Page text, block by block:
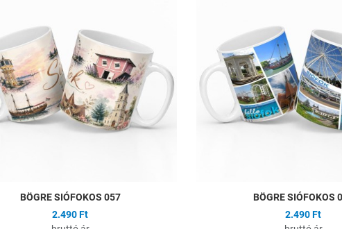
Gyors nézet
BÖGRE SIÓFOKOS 057
2.490 Ft
BÖGRE SIÓFOKOS
2.490 Ft